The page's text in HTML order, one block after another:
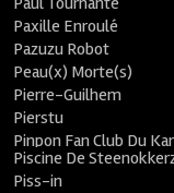
Paxille Enroulé
Pazuzu Robot
Peau(x) Morte(s)
Pierre-Guilhem
Pierstu
Pinpon Fan Club Du
Piscine De
Piss-in